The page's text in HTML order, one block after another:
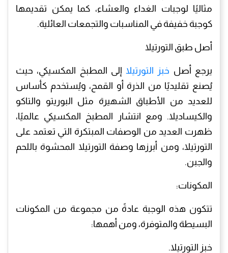
مثاليًا لوجبات الغداء والعشاء، كما يمكن تقديمها
كوجبة خفيفة في المناسبات والتجمعات العائلية.
أصل طبق التورتيلا
يرجع أصل خبز التورتيلاإلى المطبخ المكسيكي، حيث
يُصنع تقليديًا من الذرة أو القمح، ويُستخدم كأساس
للعديد من الأطباق الشهيرة مثل البوريتو والتاكو
والكيساديلا. ومع انتشار المطبخ المكسيكي عالميًا،
ظهرت العديد من الوصفات المبتكرة التي تعتمد على
التورتيلا، ومن أبرزها وصفة التورتيلا المحشوة باللحم
والجبن.
المكونات:
تتكون هذه الوجبة عادةً من مجموعة من المكونات
البسيطة والمتوفرة، ومن أهمها:
خبز التورتيلا.